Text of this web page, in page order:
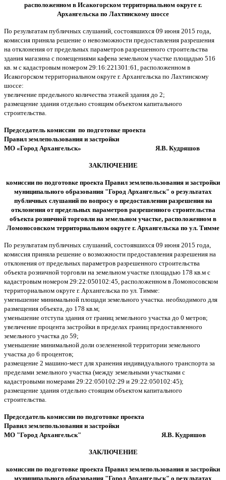
расположенном в Исакогорском территориальном округе г.
Архангельска по Лахтинскому шоссе
По результатам публичных слушаний, состоявшихся 09 июня 2015 года,
комиссия приняла решение о невозможности предоставления разрешения
на отклонения от предельных параметров разрешенного строительства
здания магазина с помещениями кафена земельном участке площадью 516
кв. м с кадастровым номером 29:16:221301:61, расположенном в
Исакогорском территориальном округе г. Архангельска по Лахтинскому
шоссе:
увеличение предельного количества этажей здания до 2;
размещение здания отдельно стоящим объектом капитального
строительства.
Председатель комиссии по подготовке проекта
Правил землепользования и застройки
МО «Город Архангельск» Я.В. Кудряшов
ЗАКЛЮЧЕНИЕ
комиссии по подготовке проекта Правил землепользования и застройки
муниципального образования "Город Архангельск" о результатах
публичных слушаний по вопросу о предоставлении разрешения на
отклонения от предельных параметров разрешенного строительства
объекта розничной торговли на земельном участке, расположенном в
Ломоносовском территориальном округе г. Архангельска по ул. Тимме
По результатам публичных слушаний, состоявшихся 09 июня 2015 года,
комиссия приняла решение о возможности предоставления разрешения на
отклонения от предельных параметров разрешенного строительства
объекта розничной торговли на земельном участке площадью 178 кв.м с
кадастровым номером 29:22:050102:45, расположенном в Ломоносовском
территориальном округе г. Архангельска по ул. Тимме:
уменьшение минимальной площади земельного участка. необходимого для
размещения объекта, до 178 кв.м;
уменьшение отступа здания от границ земельного участка до 0 метров;
увеличение процента застройки в пределах границ предоставленного
земельного участка до 59;
уменьшение минимальной доли озелененной территории земельного
участка до 6 процентов;
размещение 2 машино-мест для хранения индивидуального транспорта за
пределами земельного участка (между земельными участками с
кадастровыми номерами 29:22:050102:29 и 29:22:050102:45);
размещение здания отдельно стоящим объектом капитального
строительства.
Председатель комиссии по подготовке проекта
Правил землепользования и застройки
МО "Город Архангельск" Я.В. Кудряшов
ЗАКЛЮЧЕНИЕ
комиссии по подготовке проекта Правил землепользования и застройки
муниципального образования "Город Архангельск" о результатах